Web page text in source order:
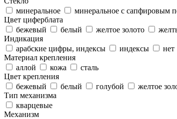
минеральное
минеральное с сапфировым
Цвет циферблата
бежевый
белый желтое золото
Индикация
арабские цифры, индексы
индексы нет
Материал крепления
аллой
кожа
сталь
Цвет крепления
бежевый
белый голубой желтое
Тип механизма
кварцевые
Механизм